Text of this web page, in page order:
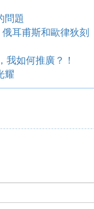
問題
耳甫斯和歐律狄刻
我如何推廣？！
耀